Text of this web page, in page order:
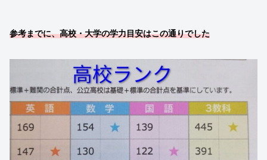
参考までに、高校・大学の学力目安はこの通りでした